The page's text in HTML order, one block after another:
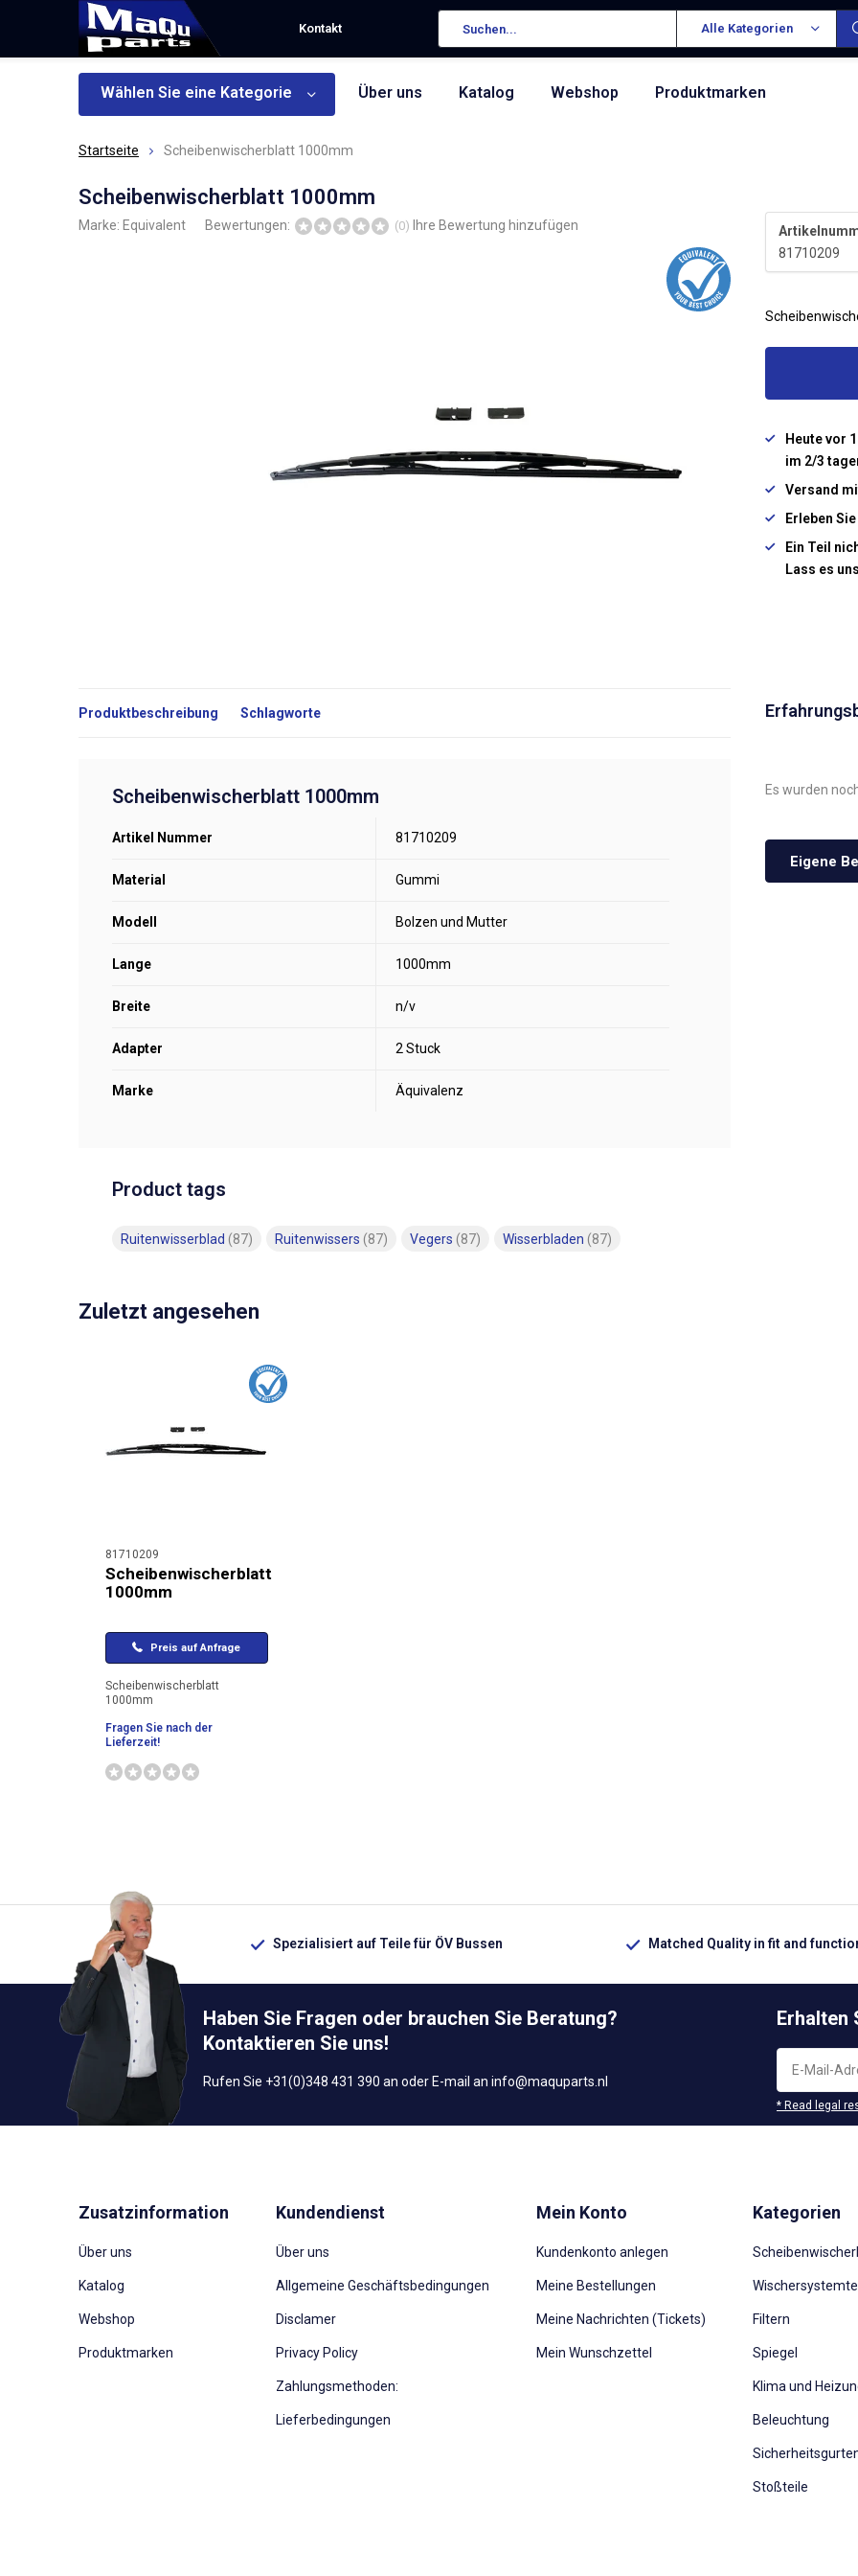
Kontakt Alle Kategorien
Wählen Sie eine Kategorie Über uns Katalog Webshop Produktmarken
Startseite Scheibenwischerblatt 1000mm
Scheibenwischerblatt 1000mm
Marke: Equivalent Bewertungen: (0) Ihre Bewertung hinzufügen
81710209
Heute vor
im 2/3
Versand
Erleben
Ein Teil
Lass es
Produktbeschreibung Schlagworte
Scheibenwischerblatt 1000mm
Artikel Nummer 81710209
Material Gummi
Modell Bolzen und Mutter
Lange 1000mm
Breite n/v
Adapter 2 Stuck
Marke Äquivalenz
Product tags
Ruitenwisserblad (87) Ruitenwissers (87) Vegers (87) Wisserbladen (87)
Es wurden
Eigene
Zuletzt angesehen
81710209
Scheibenwischerblatt
1000mm
Preis auf Anfrage
Scheibenwischerblatt
1000mm
Fragen Sie nach der
Lieferzeit!
Spezialisiert auf Teile für ÖV Bussen Matched Quality in fit and
Haben Sie Fragen oder brauchen Sie Beratung?
Kontaktieren Sie uns!
Rufen Sie +31(0)348 431 390 an oder E-mail an info@maquparts.nl
Erhalten
* Read legal
Zusatzinformation
Über uns
Katalog
Webshop
Produktmarken
Kundendienst
Über uns
Allgemeine Geschäftsbedingungen
Disclamer
Privacy Policy
Zahlungsmethoden:
Lieferbedingungen
Mein Konto
Kundenkonto anlegen
Meine Bestellungen
Meine Nachrichten (Tickets)
Mein Wunschzettel
Kategorien
Filtern
Spiegel
Klima und
Beleuchtung
Stoßteile